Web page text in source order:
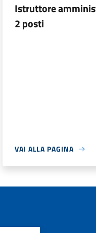
Istruttore
2 posti
VAI ALLA PAGINA